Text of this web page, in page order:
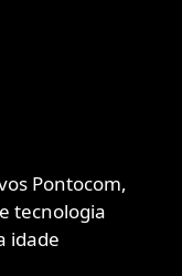
Pontocom,
tecnologia
idade